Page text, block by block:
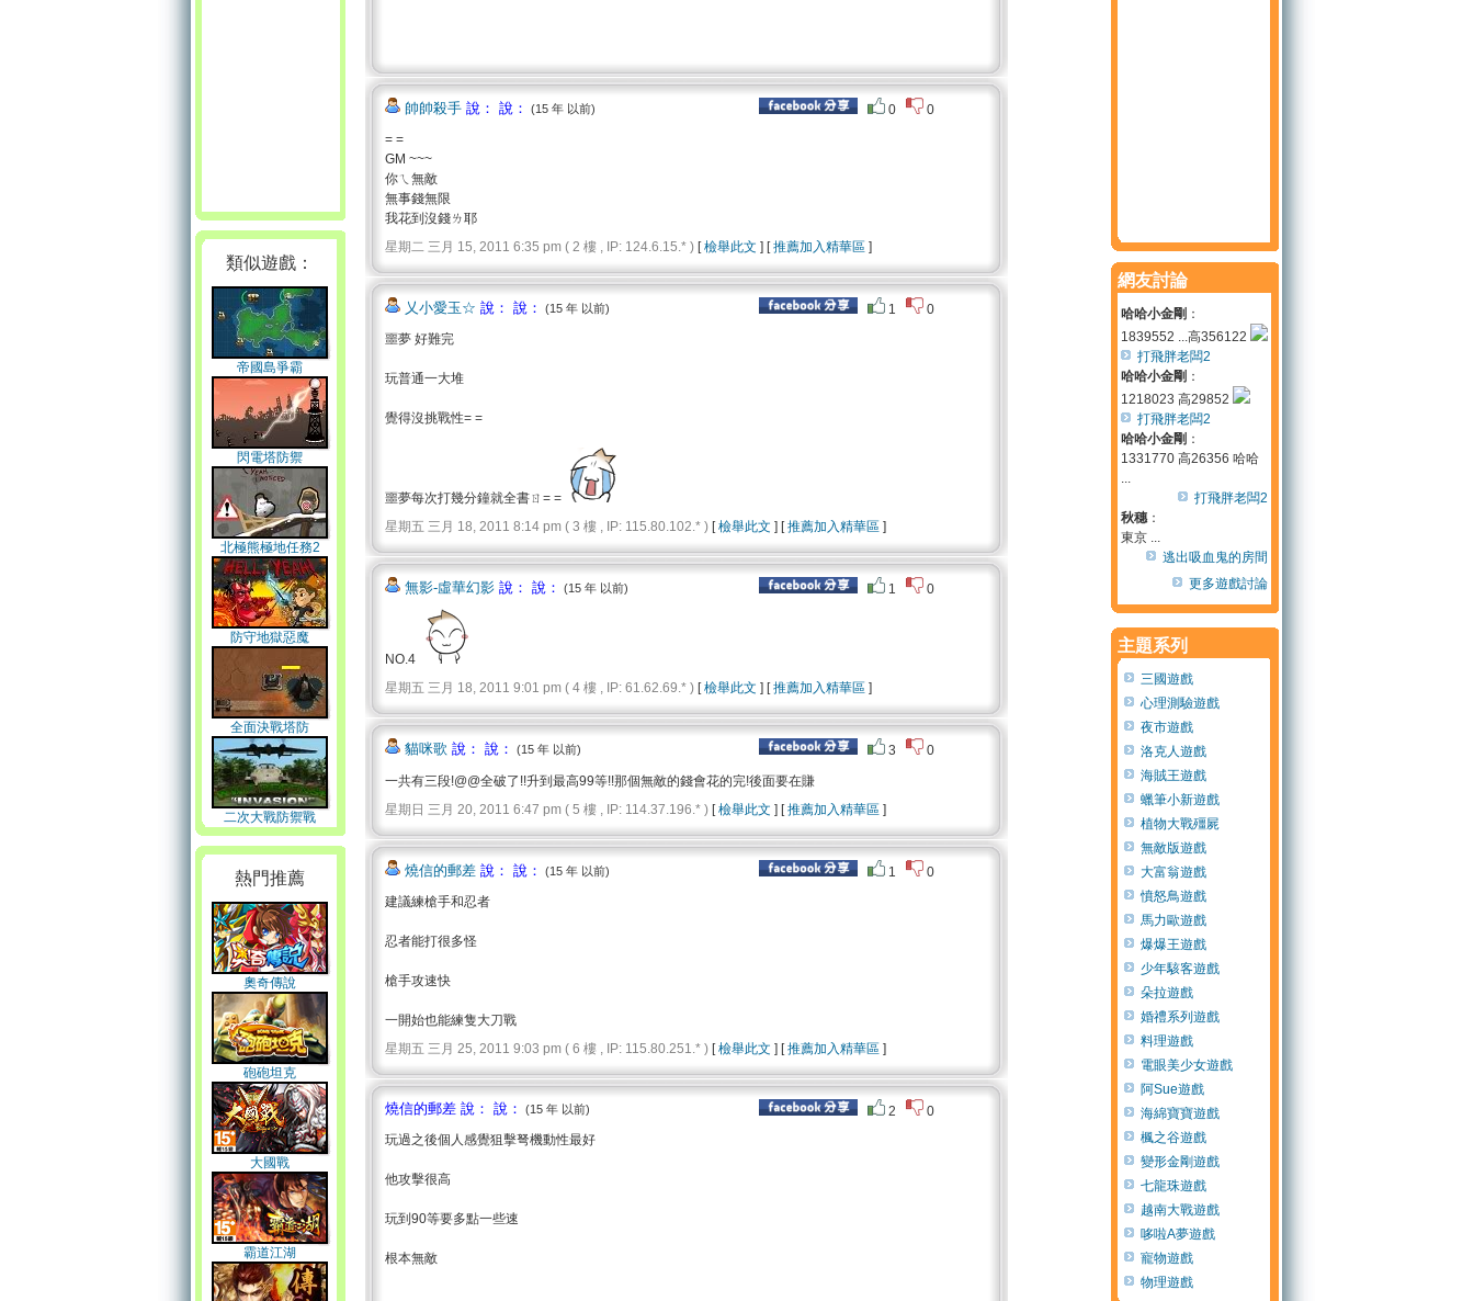
類似遊戲：
帝國島爭霸
閃電塔防禦
北極熊極地任務2
防守地獄惡魔
全面決戰塔防
二次大戰防禦戰
熱門推薦
奧奇傳說
砲砲坦克
大國戰
霸道江湖
帥帥殺手 說： 說： (15 年 以前) 0
0
= =
GM ~~~
你ㄟ無敵
無事錢無限
我花到沒錢ㄌ耶
星期二 三月 15, 2011 6:35 pm ( 2 樓 , IP: 124.6.15.* ) [檢舉此文 ] [推薦加入精華區 ]
乂小愛玉☆ 說： 說： (15 年 以前) 1
0
噩夢 好難完
玩普通一大堆
覺得沒挑戰性= =
噩夢每次打幾分鐘就全書ㄖ= =
星期五 三月 18, 2011 8:14 pm ( 3 樓 , IP: 115.80.102.* ) [檢舉此文 ] [推薦加入精華區 ]
無影-虛華幻影 說： 說： (15 年 以前) 1 0
NO.4
星期五 三月 18, 2011 9:01 pm ( 4 樓 , IP: 61.62.69.* ) [檢舉此文 ] [推薦加入精華區 ]
貓咪歌 說： 說： (15 年 以前) 3
0
一共有三段!@@全破了!!升到最高99等!!那個無敵的錢會花的完!後面要在賺
星期日 三月 20, 2011 6:47 pm ( 5 樓 , IP: 114.37.196.* ) [檢舉此文 ] [推薦加入精華區 ]
燒信的郵差 說： 說： (15 年 以前) 1
0
建議練槍手和忍者
忍者能打很多怪
槍手攻速快
一開始也能練隻大刀戰
星期五 三月 25, 2011 9:03 pm ( 6 樓 , IP: 115.80.251.* ) [檢舉此文 ] [推薦加入精華區 ]
燒信的郵差 說： 說： (15 年 以前) 2
0
玩過之後個人感覺狙擊弩機動性最好
他攻擊很高
玩到90等要多點一些速
根本無敵
網友討論
哈哈小金剛 ：
1839552 ...高356122
打飛胖老闆2
哈哈小金剛 ：
1218023 高29852
打飛胖老闆2
哈哈小金剛 ：
1331770 高26356 哈哈
...
打飛胖老闆2
秋穗：
東京 ...
逃出吸血鬼的房間
更多遊戲討論
主題系列
三國遊戲
心理測驗遊戲
夜市遊戲
洛克人遊戲
海賊王遊戲
蠟筆小新遊戲
植物大戰殭屍
無敵版遊戲
大富翁遊戲
憤怒鳥遊戲
馬力歐遊戲
爆爆王遊戲
少年駭客遊戲
朵拉遊戲
婚禮系列遊戲
料理遊戲
電眼美少女遊戲
阿Sue遊戲
海綿寶寶遊戲
楓之谷遊戲
變形金剛遊戲
七龍珠遊戲
越南大戰遊戲
哆啦A夢遊戲
寵物遊戲
物理遊戲